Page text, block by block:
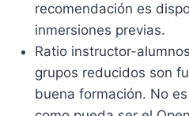
recomendación es
inmersiones previas.
Ratio instructor-
grupos reducidos son
buena formación. No